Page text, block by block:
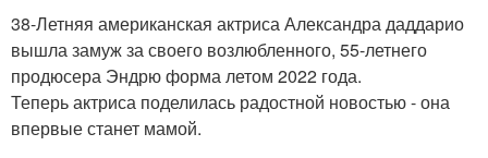
38-Летняя американская актриса Александра даддарио
вышла замуж за своего возлюбленного, 55-летнего
продюсера Эндрю форма летом 2022 года.
Теперь актриса поделилась радостной новостью - она
впервые станет мамой.